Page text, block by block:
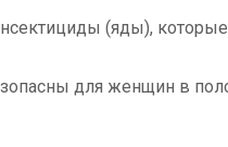
(яды),
для женщин в